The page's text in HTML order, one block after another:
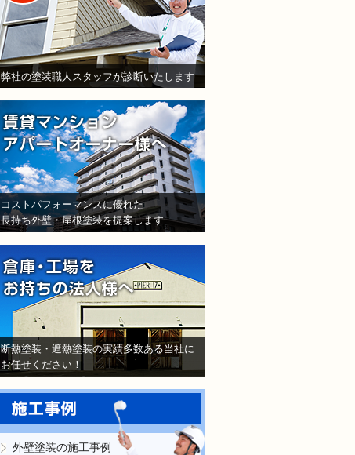
弊社の塗装職人スタッフが診断いたします
コストパフォーマンスに優れた
長持ち外壁・屋根塗装を提案します
断熱塗装・遮熱塗装の実績多数ある当社に
お任せください！
外壁塗装の施工事例